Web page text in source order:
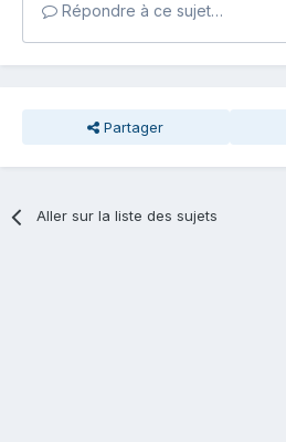
Répondre à ce sujet…
Partager
Aller sur la liste des sujets